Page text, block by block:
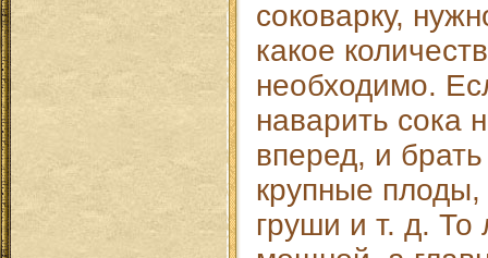
соковарку,
какое
необходимо.
наварить сока
вперед, и брать
крупные
груши и т. д. То